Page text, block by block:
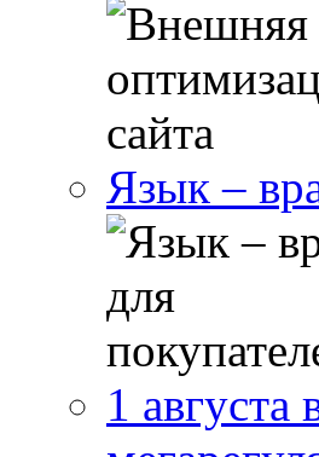
Язык –
1